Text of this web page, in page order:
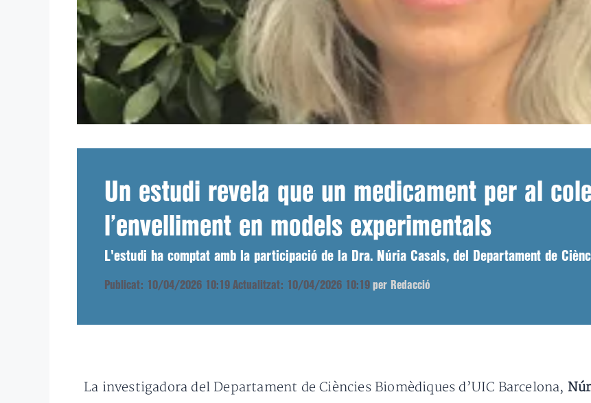
Un estudi revela que un medicament per al
l’envelliment en models experimentals
L'estudi ha comptat amb la participació de la Dra. Núria Casals, del Departament de
Publicat: 10/04/2026 10:19 Actualitzat: 10/04/2026 10:19 per Redacció
La investigadora del Departament de Ciències Biomèdiques d’UIC Barcelona, ​​